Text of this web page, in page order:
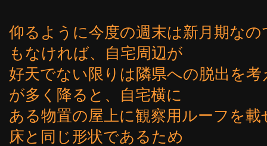
仰るように今度の週末は新月期な
もなければ、自宅周辺が
好天でない限りは隣県への脱出を
が多く降ると、自宅横に
ある物置の屋上に観察用ルーフを
床と同じ形状であるため